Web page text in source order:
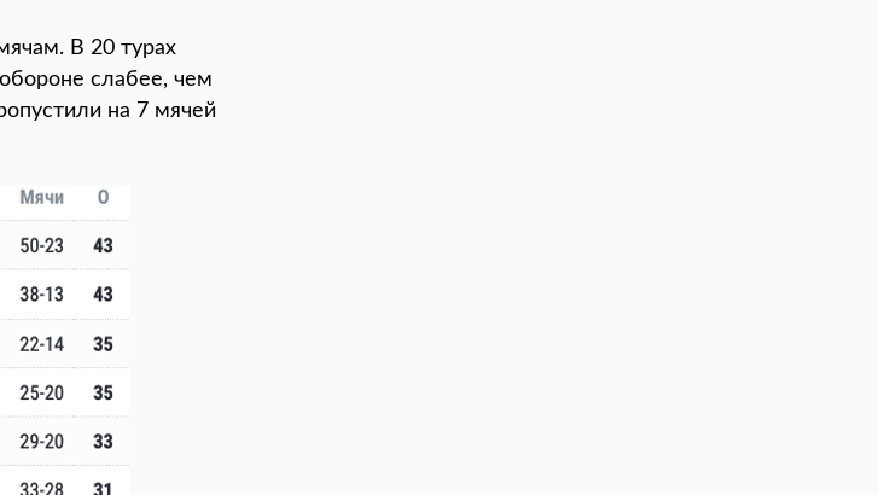
В 20 турах
слабее, чем
на 7 мячей